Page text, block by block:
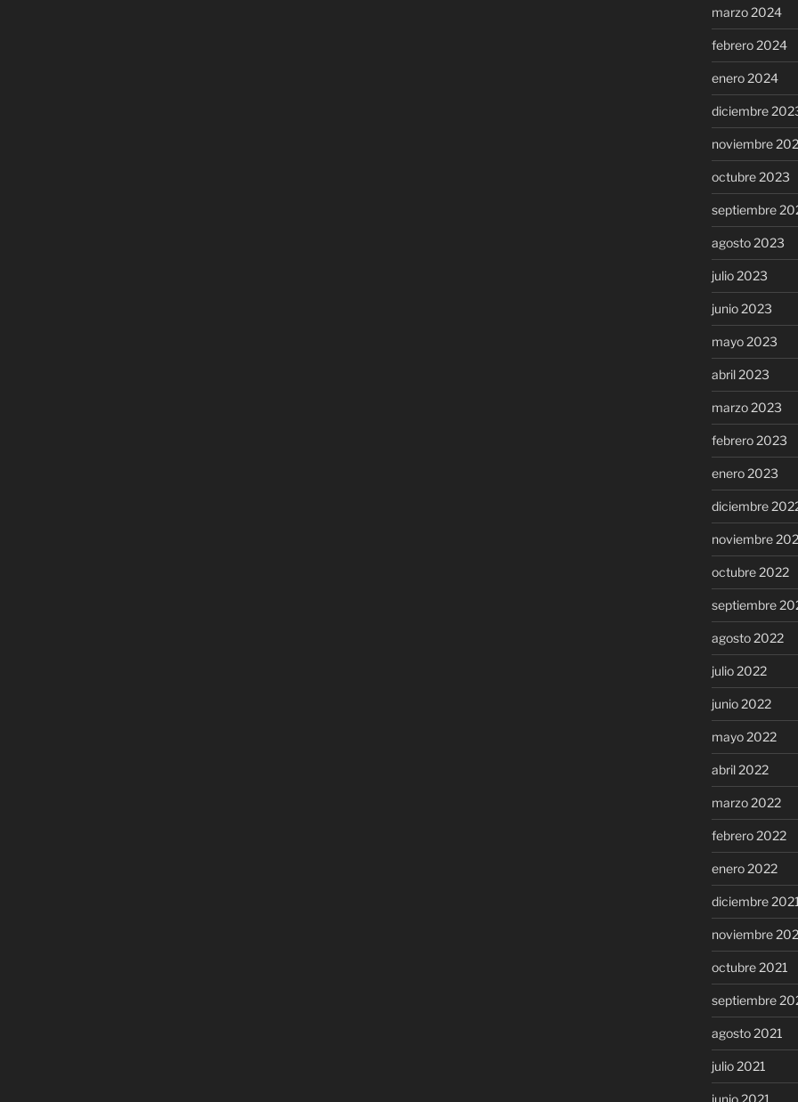
marzo 2024
febrero 2024
enero 2024
diciembre
noviembre
octubre 2023
septiembre
agosto 2023
julio 2023
junio 2023
mayo 2023
abril 2023
marzo 2023
febrero 2023
enero 2023
diciembre
noviembre
octubre 2022
septiembre
agosto 2022
julio 2022
junio 2022
mayo 2022
abril 2022
marzo 2022
febrero 2022
enero 2022
diciembre 2021
noviembre
octubre 2021
septiembre
agosto 2021
julio 2021